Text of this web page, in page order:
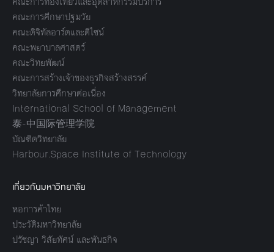
คณะการศึกษาปฐมวัย
คณะดิจิทัลอาร์ตและดีไซน์
คณะพยาบาลศาสตร์
คณะวิทยพัฒน์
คณะการสร้างเจ้าของธุรกิจสร้างสรรค์
วิทยาลัยการศึกษาต่อเนื่อง
International School of Management
泰-中国际管理学院
บัณฑิตวิทยาลัย
Harbour.Space Institute of Technology
เกี่ยวกับมหาวิทยาลัย
หอการค้าไทย
ประวัติมหาวิทยาลัย
ปรัชญา วิสัยทัศน์ และพันธกิจ